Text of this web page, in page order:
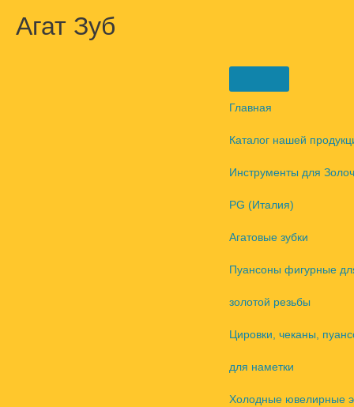
Агат Зуб
Главная
Каталог нашей
Инструменты для
PG (Италия)
Агатовые зубки
Пуансоны фигурные
золотой резьбы
Цировки, чеканы,
для наметки
Холодные ювелирные